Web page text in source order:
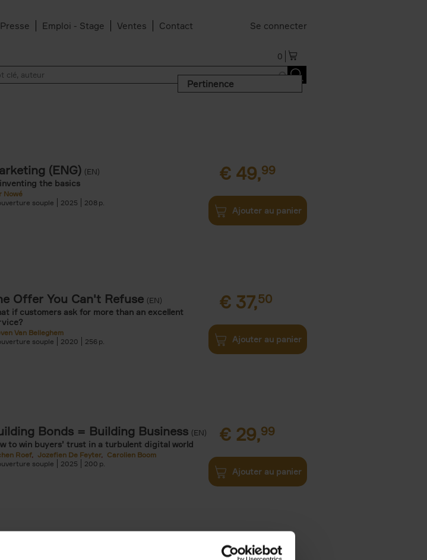
Presse Emploi - Stage Ventes Contact Se connecter
0
Pertinence
(ENG) (EN)
the basics
Nowé
souple
2025 208
€ 49,99
Ajouter au panier
Offer You Can't Refuse (EN)
if customers ask for more than an excellent
Van Belleghem
souple
2020 256
€ 37,50
Ajouter au panier
Bonds = Building Business (EN)
to win buyers’ trust in a turbulent digital world
Roef Jozefien De Feyter
Carolien Boom
souple
2025 200
€ 29,99
Ajouter au panier